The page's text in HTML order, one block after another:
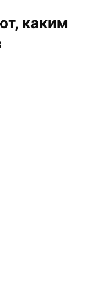
каким